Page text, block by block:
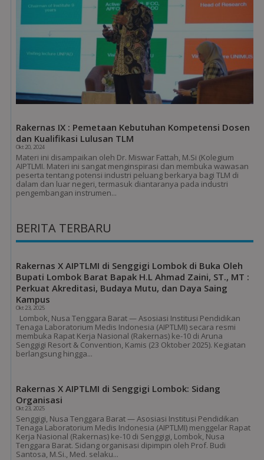
Rakernas IX : Pemetaan Kebutuhan Kompetensi Dosen
dan Kualifikasi Lulusan TLM
Okt 20, 2024
Materi ini disampaikan oleh Dr. Miswar Fattah, M.Si (Kolegium
AIPTLMI. Materi ini sangat menginspirasi dan membuka wawasan
peserta tentang potensi industri peluang berkarya bagi TLM di
dalam dan luar negeri, termasuk diantaranya pada industri
pengembangan instrumen...
BERITA TERBARU
Rakernas X AIPTLMI di Senggigi Lombok di Buka Oleh
Bupati Lombok Barat Bapak H.L Ahmad Zaini, ST., MT :
Perkuat Akreditasi, Budaya Mutu, dan Daya Saing
Kampus
Okt 23, 2025
Lombok, Nusa Tenggara Barat — Asosiasi Institusi Pendidikan
Tenaga Laboratorium Medis Indonesia (AIPTLMI) secara resmi
membuka Rapat Kerja Nasional (Rakernas) ke-10 di Aruna
Senggigi Resort & Convention, Kamis (23 Oktober 2025). Kegiatan
berlangsung hingga...
Rakernas X AIPTLMI di Senggigi Lombok: Sidang
Organisasi
Okt 23, 2025
Senggigi, Nusa Tenggara Barat — Asosiasi Institusi Pendidikan
Tenaga Laboratorium Medis Indonesia (AIPTLMI) menggelar Rapat
Kerja Nasional (Rakernas) ke-10 di Senggigi, Lombok, Nusa
Tenggara Barat. Sidang organisasi dipimpin oleh Prof. Budi
Santosa, M.Si., Med. selaku...